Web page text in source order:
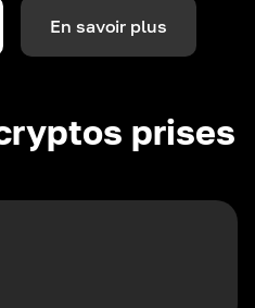
En savoir plus
prises